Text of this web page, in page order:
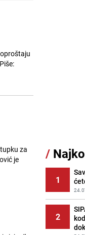
za
je
12
/
1
2